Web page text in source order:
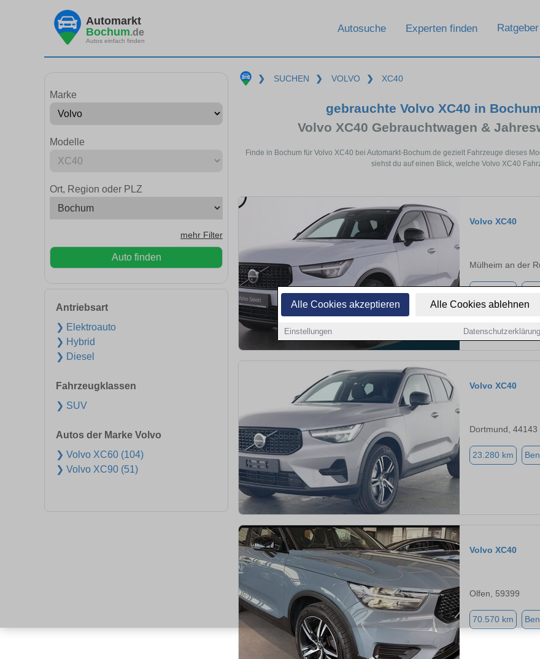
Alle Cookies akzeptieren Alle Cookies ablehnen
Einstellungen Datenschutzerklärung
Automarkt
Bochum.de
Autos einfach finden
Autosuche Experten finden Ratgeber
Marke
Modelle
Ort, Region oder PLZ
mehr Filter
Auto finden
Antriebsart
❯ Elektroauto
❯ Hybrid
❯ Diesel
Fahrzeugklassen
❯ SUV
Autos der Marke Volvo
❯ Volvo XC60 (104)
❯ Volvo XC90 (51)
❯ SUCHEN ❯ VOLVO ❯ XC40
gebrauchte Volvo XC40 in
Volvo XC40 Gebrauchtwagen &
Finde in Bochum für Volvo XC40 bei Automarkt-Bochum.de gezielt Fahrzeuge dieses
siehst du auf einen Blick, welche Volvo XC40
Volvo XC40
Mülheim an der
Volvo XC40
Dortmund, 44143
23.280 km
Volvo XC40
Olfen, 59399
70.570 km